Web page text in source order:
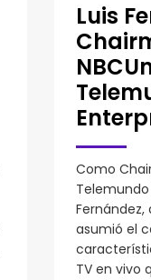
Luis
Como
Telemundo
Fernández,
asumió el
TV en vivo